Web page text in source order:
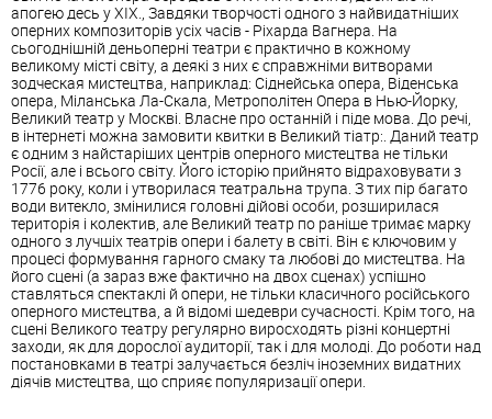
апогею десь у XIX., Завдяки творчості одного з найвидатніших
оперних композиторів усіх часів - Ріхарда Вагнера. На
сьогоднішній деньоперні театри є практично в кожному
великому місті світу, а деякі з них є справжніми витворами
зодческая мистецтва, наприклад: Сіднейська опера, Віденська
опера, Міланська Ла-Скала, Метрополітен Опера в Нью-Йорку,
Великий театр у Москві. Власне про останній і піде мова. До речі,
в інтернеті можна замовити квитки в Великий тіатр:. Даний театр
є одним з найстаріших центрів оперного мистецтва не тільки
Росії, але і всього світу. Його історію прийнято відраховувати з
1776 року, коли і утворилася театральна трупа. З тих пір багато
води витекло, змінилися головні дійові особи, розширилася
територія і колектив, але Великий театр по раніше тримає марку
одного з лучшіх театрів опери і балету в світі. Він є ключовим у
процесі формування гарного смаку та любові до мистецтва. На
його сцені (а зараз вже фактично на двох сценах) успішно
ставляться спектаклі й опери, не тільки класичного російського
оперного мистецтва, а й відомі шедеври сучасності. Крім того, на
сцені Великого театру регулярно виросходять різні концертні
заходи, як для дорослої аудиторії, так і для молоді. До роботи над
постановками в театрі залучається безліч іноземних видатних
діячів мистецтва, що сприяє популяризації опери.